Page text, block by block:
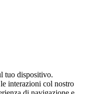
tuo dispositivo.
interazioni col nostro